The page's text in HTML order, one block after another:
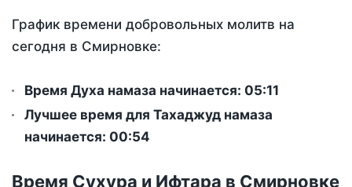
График времени добровольных молитв на
сегодня в Смирновке:
Время Духа намаза начинается: 05:11
Лучшее время для Тахаджуд намаза
начинается: 00:54
Время Сухура и Ифтара в Смирновке